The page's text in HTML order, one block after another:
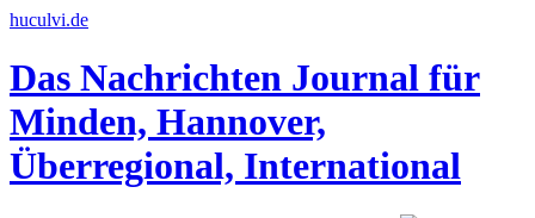
huculvi.de
Das Nachrichten Journal für
Minden, Hannover,
Überregional, International